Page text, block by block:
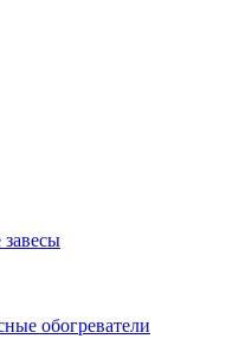
обогреватели